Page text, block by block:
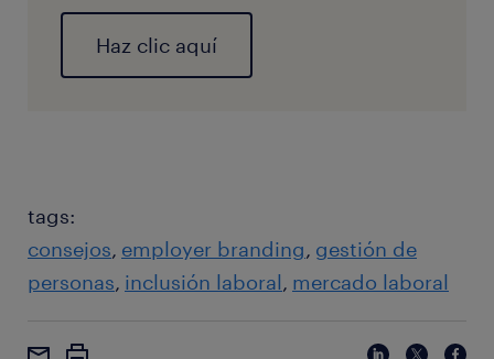
Haz clic aquí
tags:
consejos employer branding gestión de
personas inclusión laboral mercado laboral